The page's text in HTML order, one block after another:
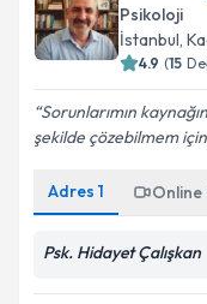
Psikoloji
İstanbul,
4.9 (15
Sorunlarımın
şekilde çözebilmem
Adres 1 Online
Psk. Hidayet Çalışkan